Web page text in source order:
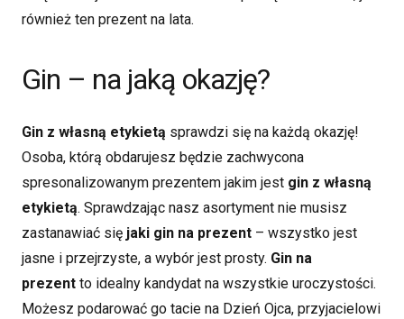
również ten prezent na lata.
Gin – na jaką okazję?
Gin z własną etykietą sprawdzi się na każdą okazję!
Osoba, którą obdarujesz będzie zachwycona
spresonalizowanym prezentem jakim jest gin z własną
etykietą. Sprawdzając nasz asortyment nie musisz
zastanawiać się jaki gin na prezent – wszystko jest
jasne i przejrzyste, a wybór jest prosty. Gin na
prezent to idealny kandydat na wszystkie uroczystości.
Możesz podarować go tacie na Dzień Ojca, przyjacielowi